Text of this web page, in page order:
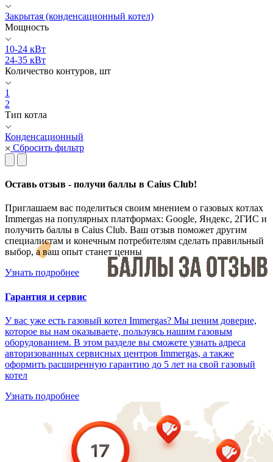
Закрытая (конденсационный котел)
Мощность
10-24 кВт
24-35 кВт
Количество контуров, шт
1
2
Тип котла
Конденсационный
Сбросить фильтр
Оставь отзыв - получи баллы в Caius Club!
Приглашаем вас поделиться своим мнением о газовых котлах
Immergas на популярных платформах: Google, Яндекс, 2ГИС и
получить баллы в Caius Club. Ваш отзыв поможет другим
специалистам и конечным потребителям сделать правильный
выбор, а ваш опыт станет ценны
Узнать подробнее
Гарантия и сервис
У вас уже есть газовый котел Immergas? Мы ценим доверие,
которое вы нам оказываете, пользуясь нашим газовым
оборудованием. В этом разделе вы сможете узнать адреса
авторизованных сервисных центров Immergas, а также
оформить расширенную гарантию до 5 лет на свой газовый
котел
Узнать подробнее